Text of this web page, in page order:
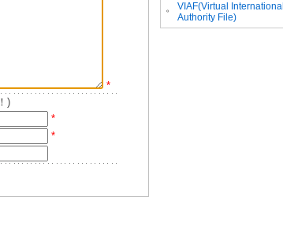
*
)
*
*
。
VIAF(Virtual International
Authority File)